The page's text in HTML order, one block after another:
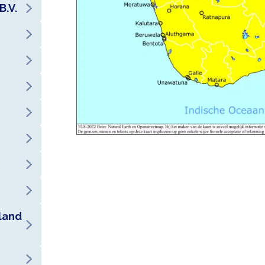
Bekijk decontactgegevens van de
in Colombo.
Zo voorkomt u problemen en lange
grenscontroles.
In Sri Lanka is uw Nederlandse
lokaal rijbewijs aanvragen. Vaak
rijbewijzen in Sri Lankaop de
informatie over verkeersveiligheid